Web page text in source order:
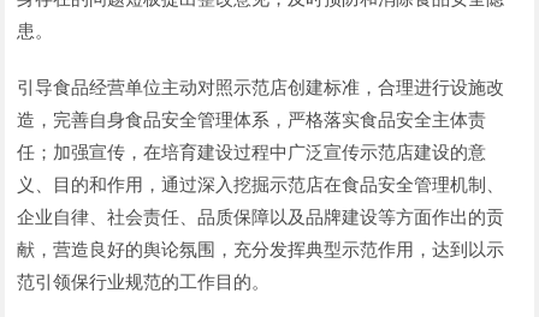
患。
引导食品经营单位主动对照示范店创建标准，合理进行设施改
造，完善自身食品安全管理体系，严格落实食品安全主体责
任；加强宣传，在培育建设过程中广泛宣传示范店建设的意
义、目的和作用，通过深入挖掘示范店在食品安全管理机制、
企业自律、社会责任、品质保障以及品牌建设等方面作出的贡
献，营造良好的舆论氛围，充分发挥典型示范作用，达到以示
范引领保行业规范的工作目的。